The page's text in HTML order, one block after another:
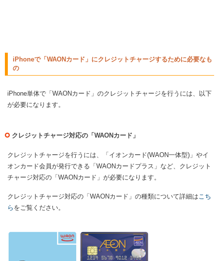
iPhoneで「WAONカード」にクレジットチャージするために必要なも
の
iPhone単体で「WAONカード」のクレジットチャージを行うには、以下
が必要になります。
クレジットチャージ対応の「WAONカード」
クレジットチャージを行うには、「イオンカード(WAON一体型)」やイ
オンカード会員が発行できる「WAONカードプラス」など、クレジット
チャージ対応の「WAONカード」が必要になります。
クレジットチャージ対応の「WAONカード」の種類について詳細はこち
ら をご覧ください。